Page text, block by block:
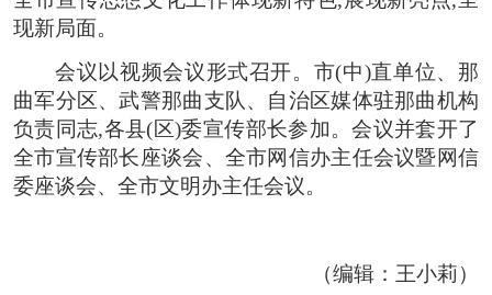
现新局面。
会议以视频会议形式召开。市(中)直单位、那
曲军分区、武警那曲支队、自治区媒体驻那曲机构
负责同志,各县(区)委宣传部长参加。会议并套开了
全市宣传部长座谈会、全市网信办主任会议暨网信
委座谈会、全市文明办主任会议。
（编辑：王小莉）